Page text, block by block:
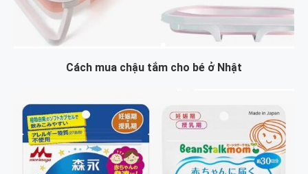
Cách mua chậu tắm cho bé ở Nhật